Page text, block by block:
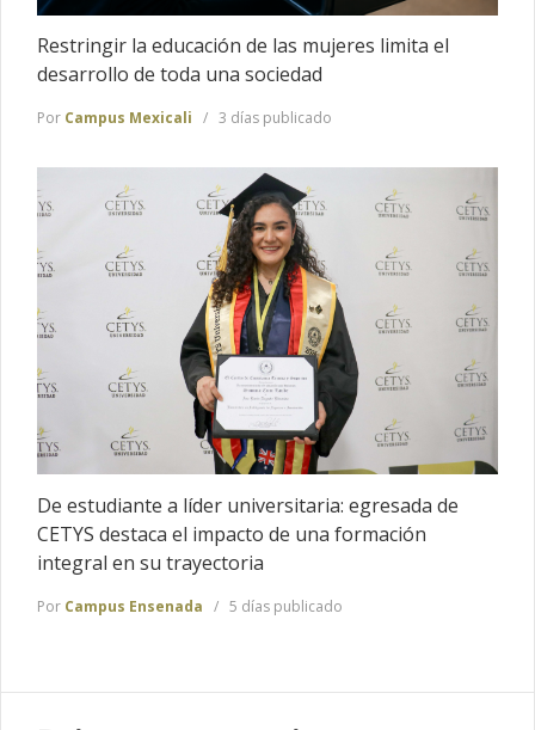
Restringir la educación de las mujeres limita el
desarrollo de toda una sociedad
Por Campus Mexicali 3 días publicado
De estudiante a líder universitaria: egresada de
CETYS destaca el impacto de una formación
integral en su trayectoria
Por Campus Ensenada 5 días publicado